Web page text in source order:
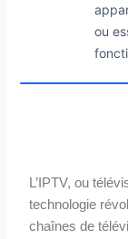
ou
L’IPTV, ou
technologie
chaînes de